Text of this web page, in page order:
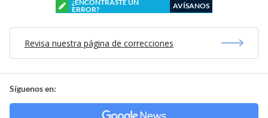
¿ENCONTRASTE UN
ERROR?
AVÍSANOS
Revisa nuestra página de correcciones
Síguenos en: